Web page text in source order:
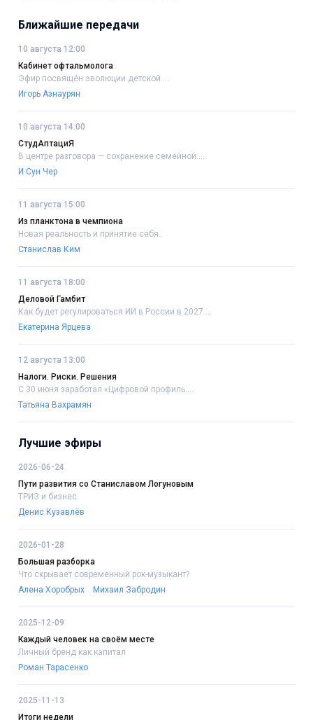
Ближайшие передачи
10 августа 12:00
Кабинет офтальмолога
Эфир посвящён эволюции детской....
Игорь Азнаурян
10 августа 14:00
СтудАптациЯ
В центре разговора — сохранение семейной....
И Сун Чер
11 августа 15:00
Из планктона в чемпиона
Новая реальность и принятие себя..
Станислав Ким
11 августа 18:00
Деловой Гамбит
Как будет регулироваться ИИ в России в 2027....
Екатерина Ярцева
12 августа 13:00
Налоги. Риски. Решения
С 30 июня заработал «Цифровой профиль....
Татьяна Вахрамян
Лучшие эфиры
2026-06-24
Пути развития со Станиславом Логуновым
ТРИЗ и бизнес
Денис Кузавлёв
2026-01-28
Большая разборка
Что скрывает современный рок-музыкант?
Алена Хоробрых
Михаил Забродин
2025-12-09
Каждый человек на своём месте
Личный бренд как капитал
Роман Тарасенко
2025-11-13
Итоги недели